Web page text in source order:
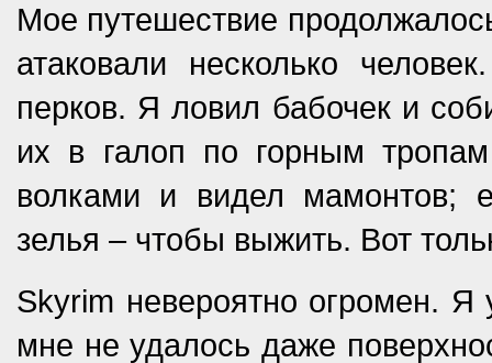
Мое путешествие
атаковали несколько
перков. Я ловил бабочек и
их в галоп по горным
волками и видел мамонтов;
зелья – чтобы выжить. Вот
Skyrim невероятно огромен. Я
мне не удалось даже